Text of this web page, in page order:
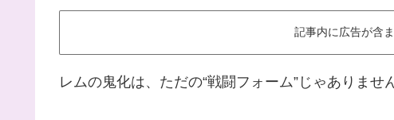
記事内に広告が含
レムの鬼化は、ただの“戦闘フォーム”じゃありませ